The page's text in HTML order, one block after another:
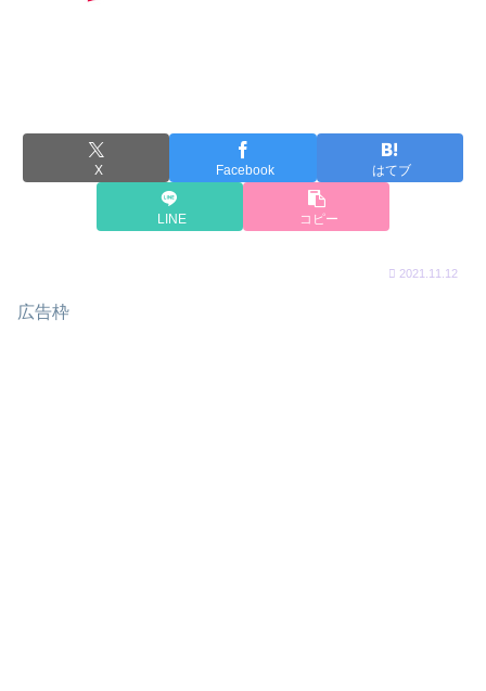
X Facebook はてブ
LINE コピー
2021.11.12
広告枠